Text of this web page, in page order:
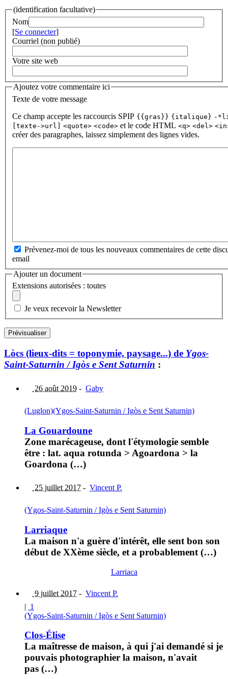
(identification facultative)
Nom
[Se connecter]
Courriel (non publié)
Votre site web
Ajoutez votre commentaire ici
Texte de votre message
Ce champ accepte les raccourcis SPIP {{gras}} {italique} -
[texte->url]
<quote> <code> et le code HTML <q> <del>
créer des paragraphes, laissez simplement des lignes vides.
Prévenez-moi de tous les nouveaux commentaires de cette
email
Ajouter un document
Extensions autorisées : toutes
Je veux recevoir la Newsletter
Lòcs (lieux-dits = toponymie, paysage...) de Ygos-
Saint-Saturnin / Igòs e Sent Saturnin :
26 août 2019 - Gaby
(Luglon)(Ygos-Saint-Saturnin / Igòs e Sent Saturnin)
La Gouardoune
Zone marécageuse, dont l'étymologie semble
être : lat. aqua rotunda > Agoardona > la
Goardona (…)
25 juillet 2017 - Vincent P.
(Ygos-Saint-Saturnin / Igòs e Sent Saturnin)
Larriaque
La maison n'a guère d'intérêt, elle sent bon son
début de XXème siècle, et a probablement (…)
Larriaca
9 juillet 2017 - Vincent P.
| 1
(Ygos-Saint-Saturnin / Igòs e Sent Saturnin)
Clos-Élise
La maîtresse de maison, à qui j'ai demandé si je
pouvais photographier la maison, n'avait
pas (…)